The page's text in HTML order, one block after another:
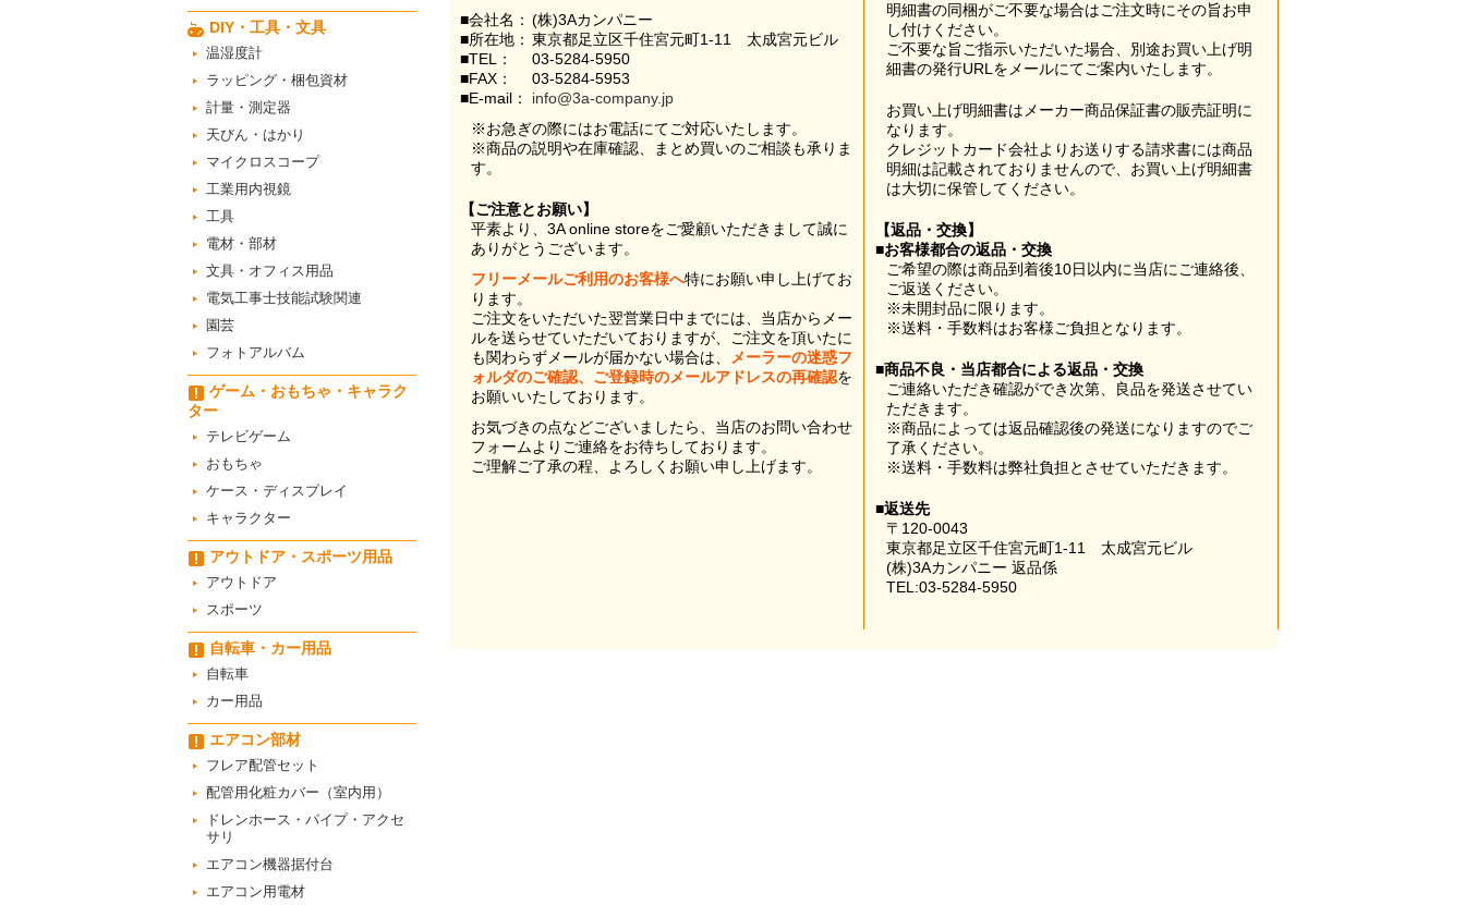
DIY・工具・文具
温湿度計
ラッピング・梱包資材
計量・測定器
天びん・はかり
マイクロスコープ
工業用内視鏡
工具
電材・部材
文具・オフィス用品
電気工事士技能試験関連
園芸
フォトアルバム
ゲーム・おもちゃ・キャラク
ター
テレビゲーム
おもちゃ
ケース・ディスプレイ
キャラクター
アウトドア・スポーツ用品
アウトドア
スポーツ
自転車・カー用品
自転車
カー用品
エアコン部材
フレア配管セット
配管用化粧カバー（室内用）
ドレンホース・パイプ・アクセ
サリ
エアコン機器据付台
エアコン用電材
■会社名： (株)3Aカンパニー
■所在地： 東京都足立区千住宮元町1-11 太成宮元ビル
■TEL：
03-5284-5950
■FAX：
03-5284-5953
■E-mail：
info@3a-company.jp
※お急ぎの際にはお電話にてご対応いたします。
※商品の説明や在庫確認、まとめ買いのご相談も承りま
す。
【ご注意とお願い】
平素より、3A online storeをご愛顧いただきまして誠に
ありがとうございます。
フリーメールご利用のお客様へ特にお願い申し上げてお
ります。
ご注文をいただいた翌営業日中までには、当店からメー
ルを送らせていただいておりますが、ご注文を頂いたに
も関わらずメールが届かない場合は、
メーラーの迷惑フ
ォルダのご確認、ご登録時のメールアドレスの再確認を
お願いいたしております。
お気づきの点などございましたら、当店のお問い合わせ
フォームよりご連絡をお待ちしております。
ご理解ご了承の程、よろしくお願い申し上げます。
明細書の同梱がご不要な場合はご注文時にその旨お申
し付けください。
ご不要な旨ご指示いただいた場合、別途お買い上げ明
細書の発行URLをメールにてご案内いたします。
お買い上げ明細書はメーカー商品保証書の販売証明に
なります。
クレジットカード会社よりお送りする請求書には商品
明細は記載されておりませんので、お買い上げ明細書
は大切に保管してください。
【返品・交換】
■お客様都合の返品・交換
ご希望の際は商品到着後10日以内に当店にご連絡後、
ご返送ください。
※未開封品に限ります。
※送料・手数料はお客様ご負担となります。
■商品不良・当店都合による返品・交換
ご連絡いただき確認ができ次第、良品を発送させてい
ただきます。
※商品によっては返品確認後の発送になりますのでご
了承ください。
※送料・手数料は弊社負担とさせていただきます。
■返送先
〒120-0043
東京都足立区千住宮元町1-11 太成宮元ビル
(株)3Aカンパニー 返品係
TEL:03-5284-5950